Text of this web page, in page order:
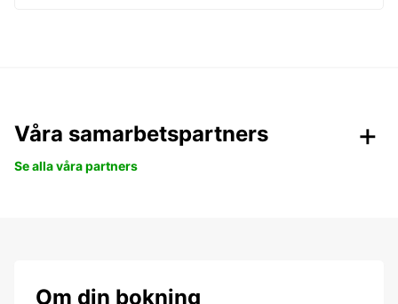
Våra samarbetspartners
Se alla våra partners
Om din bokning